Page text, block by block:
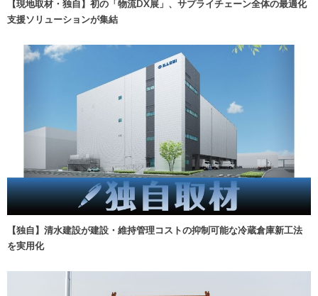
【現地取材・独自】初の「物流DX展」、サプライチェーン全体の最適化
支援ソリューションが集結
【独自】清水建設が建設・維持管理コストの抑制可能な冷蔵倉庫新工法
を実用化